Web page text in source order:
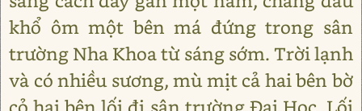
khổ ôm một bên má đứng trong sân
trường Nha Khoa từ sáng sớm. Trời lạnh
và có nhiều sương, mù mịt cả hai bên bờ
cỏ hai bên lối đi sân trường Đại Học. Lối